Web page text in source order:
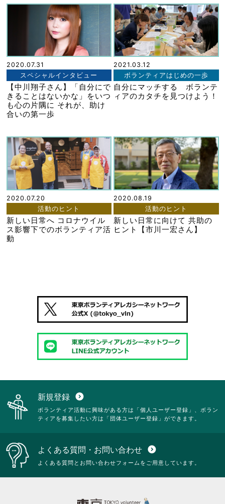
2020.07.31
スペシャルインタビュー
【中川翔子さん】「自分にで
きることはないかな」をいつ
も心の片隅に それが、助け
合いの第一歩
2021.03.12
ボランティアはじめの一歩
自分にマッチする ボランテ
ィアのカタチを見つけよう！
2020.07.20
活動のヒント
新しい日常へ コロナウイル
ス影響下でのボランティア活
動
2020.08.19
活動のヒント
新しい日常に向けて 共助の
ヒント【市川一宏さん】
新規登録 expand_circle_down
ボランティア活動に興味がある方は「個人ユーザー登録」、ボラン
ティアを募集したい方は「団体ユーザー登録」ができます。
よくある質問・お問い合わせ expand_circle_down
よくある質問とお問い合わせフォームをご用意しています。